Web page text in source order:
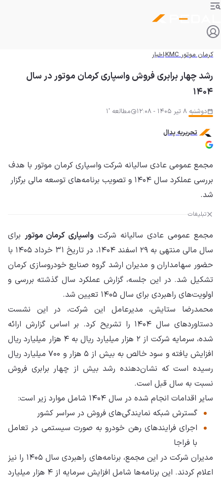
کرمان موتور KMC اخبار
رشد چهار برابری فروش واسپاری کرمان موتور در سال
۱۴۰۴
دوشنبه 8 تیر 1405 - 12:08 مطالعه '1
تحریریه پدال
مجمع عمومی عادی سالیانه شرکت واسپاری کرمان موتور با هدف
بررسی عملکرد سال ۱۴۰۴ و تصویب برنامه‌های توسعه مالی برگزار
شد.
تبلیغات
مجمع عمومی عادی سالیانه شرکت واسپاری کرمان موتور برای
سال مالی منتهی به ۲۹ اسفند ۱۴۰۴، در تاریخ ۳۱ خرداد ۱۴۰۵ با
حضور سهامداران و مدیران ارشد گروه صنایع خودروسازی کرمان
تشکیل شد. در این جلسه، گزارش عملکرد سال گذشته بررسی و
اولویت‌های راهبردی برای سال ۱۴۰۵ تعیین شد.
محمدرضا ستایش، مدیرعامل این شرکت، در این نشست
دستاوردهای سال ۱۴۰۴ را تشریح کرد. بر اساس گزارش ارائه
شده، سرمایه شرکت از ۲ هزار میلیارد ریال به ۴ هزار میلیارد ریال
افزایش یافته و سود خالص به بیش از ۵ هزار و ۷۰۰ میلیارد ریال
رسیده است که نشان‌دهنده رشد بیش از چهار برابری فروش
نسبت به سال قبل است.
سایر اقدامات انجام شده در سال ۱۴۰۴ شامل موارد زیر است:
گسترش شبکه نمایندگی‌های فروش در سراسر کشور
اجرای فرایندهای رهن خودرو به صورت سیستمی در تعامل
با فراجا
مدیران شرکت در این مجمع، برنامه‌های راهبردی سال ۱۴۰۵ را نیز
اعلام کردند. این برنامه‌ها شامل افزایش سرمایه از ۴ هزار میلیارد